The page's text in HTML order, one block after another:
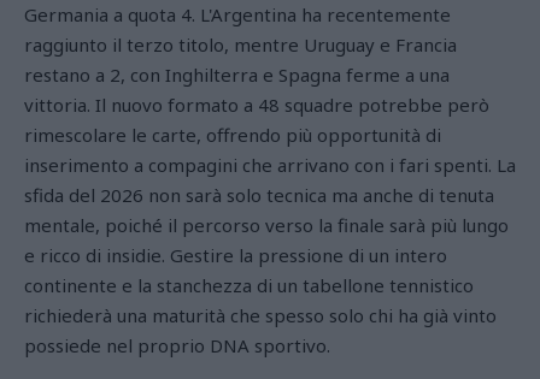
Germania a quota 4. L'Argentina ha recentemente
raggiunto il terzo titolo, mentre Uruguay e Francia
restano a 2, con Inghilterra e Spagna ferme a una
vittoria. Il nuovo formato a 48 squadre potrebbe però
rimescolare le carte, offrendo più opportunità di
inserimento a compagini che arrivano con i fari spenti. La
sfida del 2026 non sarà solo tecnica ma anche di tenuta
mentale, poiché il percorso verso la finale sarà più lungo
e ricco di insidie. Gestire la pressione di un intero
continente e la stanchezza di un tabellone tennistico
richiederà una maturità che spesso solo chi ha già vinto
possiede nel proprio DNA sportivo.